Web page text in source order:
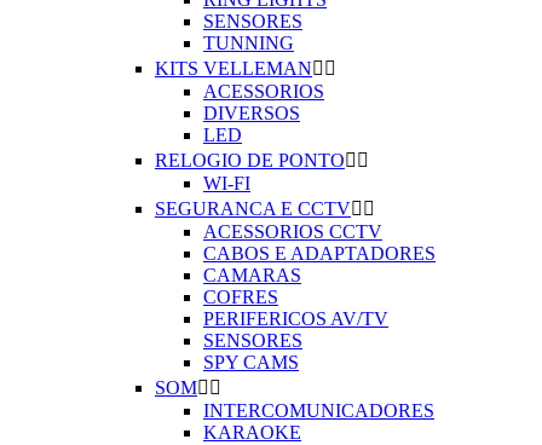
SENSORES
TUNNING
KITS VELLEMAN 
ACESSORIOS
DIVERSOS
LED
RELOGIO DE PONTO 
WI-FI
SEGURANCA E CCTV 
ACESSORIOS CCTV
CABOS E ADAPTADORES
CAMARAS
COFRES
PERIFERICOS AV/TV
SENSORES
SPY CAMS
SOM 
INTERCOMUNICADORES
KARAOKE